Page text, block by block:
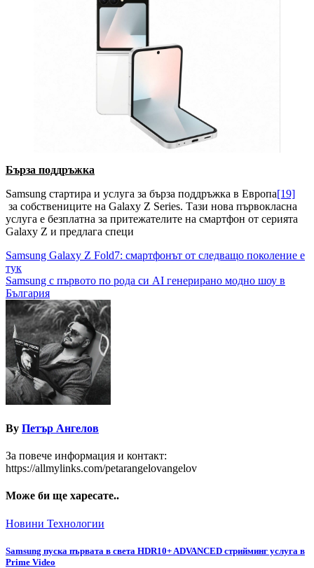
Бърза поддръжка
Samsung стартира и услуга за бърза поддръжка в Европа[19]
за собствениците на Galaxy Z Series. Тази нова първокласна
услуга е безплатна за притежателите на смартфон от серията
Galaxy Z и предлага специ
Навигация
Samsung Galaxy Z Fold7: смартфонът от следващо поколение е
тук
Samsung с първото по рода си AI генерирано модно шоу в
България
By Петър Ангелов
За повече информация и контакт:
https://allmylinks.com/petarangelovangelov
Може би ще харесате..
Новини Технологии
Samsung пуска първата в света HDR10+ ADVANCED стрийминг услуга в
Prime Video